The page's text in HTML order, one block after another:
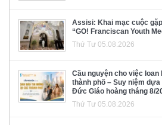
Assisi: Khai mạc cuộc
“GO! Franciscan Youth
Thứ Tư 05.08.2026
Cầu nguyện cho việc
thành phố – Suy niệm
Đức Giáo hoàng tháng 8/
Thứ Tư 05.08.2026